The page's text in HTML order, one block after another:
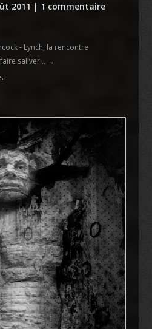
2011 | 1 commentaire
- Lynch, la rencontre
saliver… →